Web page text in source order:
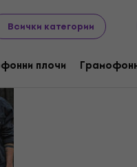
Всички категории
плочи
Nofnog